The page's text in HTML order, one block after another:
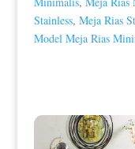
Stainless, Meja Rias
Model Meja Rias